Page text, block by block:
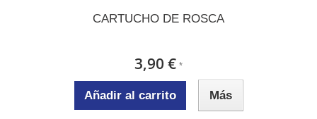
CARTUCHO DE ROSCA
3,90 € *
Añadir al carrito Más